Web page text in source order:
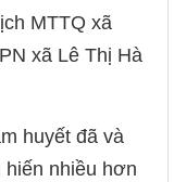
MTTQ xã
xã Lê Thị Hà
huyết đã và
hiến nhiều hơn